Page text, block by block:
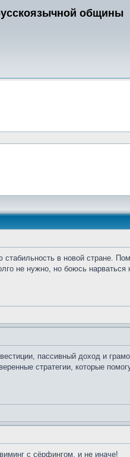
общины
в новой стране.
не нужно, но боюсь
пассивный доход и
стратегии, которые
с сёрфингом, и не иначе!